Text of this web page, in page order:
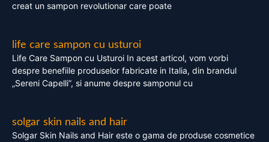
creat un sampon revolutionar care poate
life care sampon cu usturoi
Life Care Sampon cu Usturoi In acest articol, vom vorbi
despre benefiile produselor fabricate in Italia, din brandul
„Sereni Capelli”, si anume despre samponul cu
solgar skin nails and hair
Solgar Skin Nails and Hair este o gama de produse cosmetice